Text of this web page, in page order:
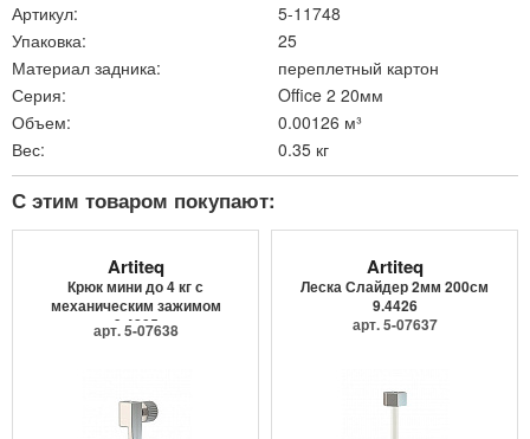
Артикул:
5-11748
Упаковка:
25
Материал задника:
переплетный картон
Серия:
Office 2 20мм
Объем:
0.00126 м³
Вес:
0.35 кг
С этим товаром покупают:
Artiteq
Крюк мини до 4 кг с
механическим зажимом
9.4205
арт. 5-07638
Artiteq
Леска Слайдер 2мм 200см
9.4426
арт. 5-07637